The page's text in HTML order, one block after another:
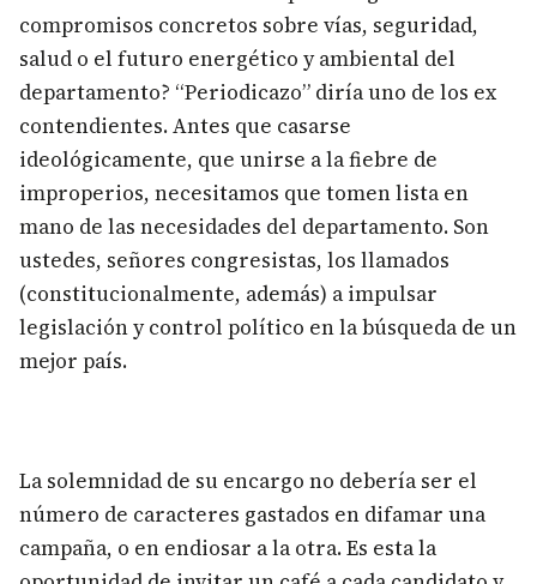
compromisos concretos sobre vías, seguridad,
salud o el futuro energético y ambiental del
departamento? “Periodicazo” diría uno de los ex
contendientes. Antes que casarse
ideológicamente, que unirse a la fiebre de
improperios, necesitamos que tomen lista en
mano de las necesidades del departamento. Son
ustedes, señores congresistas, los llamados
(constitucionalmente, además) a impulsar
legislación y control político en la búsqueda de un
mejor país.
La solemnidad de su encargo no debería ser el
número de caracteres gastados en difamar una
campaña, o en endiosar a la otra. Es esta la